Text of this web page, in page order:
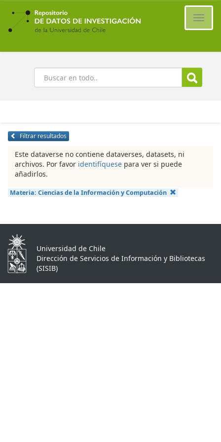
Ir
contenido
principal
Buscar
Filtrar resultados
Este dataverse no contiene dataverses, datasets, ni
archivos. Por favor identifíquese para ver si puede
añadirlos.
Materia: Ciencias de la Información y Computación
Universidad de Chile
Dirección de Servicios de Información y Bibliotecas
(SISIB)